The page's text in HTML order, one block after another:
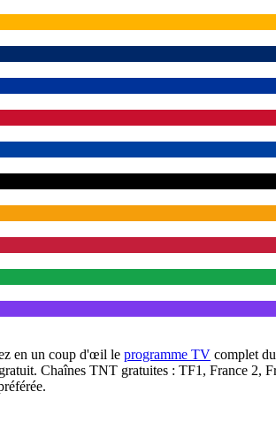
en un coup d'œil le programme TV complet
gratuit. Chaînes TNT gratuites : TF1, France 2,